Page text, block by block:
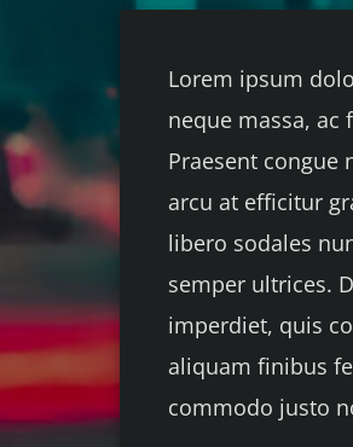
Lorem ipsum
neque massa, ac
Praesent
arcu at efficitur
libero sodales
semper ultrices.
imperdiet, quis
aliquam finibus
commodo justo